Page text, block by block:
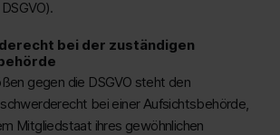
bei der zuständigen
gegen die DSGVO steht den
bei einer Aufsichtsbehörde,
Mitgliedstaat ihres gewöhnlichen